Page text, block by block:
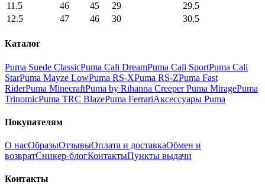
11.5
46 45 29
29.5
12.5
47 46 30 30.5
Каталог
Puma Suede ClassicPuma Cali DreamPuma Cali SportPuma Cali
StarPuma Mayze LowPuma RS-XPuma RS-ZPuma Fast
RiderPuma MinecraftPuma by Rihanna CreeperPuma MiragePuma
TrinomicPuma TRC BlazePuma FerrariАксессуары Puma
Покупателям
О насОбразыОтзывыОплата и доставкаОбмен и
возвратСникер-блогКонтактыПункты выдачи
Контакты